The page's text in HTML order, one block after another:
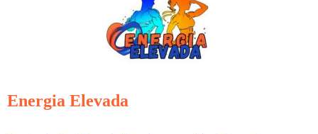
Energia Elevada